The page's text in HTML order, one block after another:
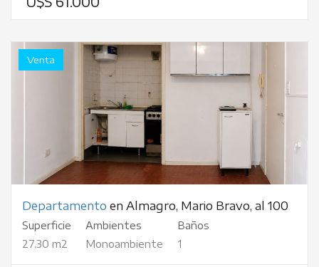
Venta
Departamento en Almagro, Mario Bravo, al 100
Superficie
27.30 m2
Ambientes
Monoambiente
Baños
1